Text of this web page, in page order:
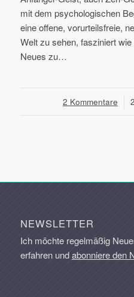
mit dem psychologischen
eine offene, vorurteilsfreie,
Welt zu sehen, fasziniert
Neues zu…
2 Kommentare
/
NEWSLETTER
Ich möchte regelmäßig
erfahren undabonniere den